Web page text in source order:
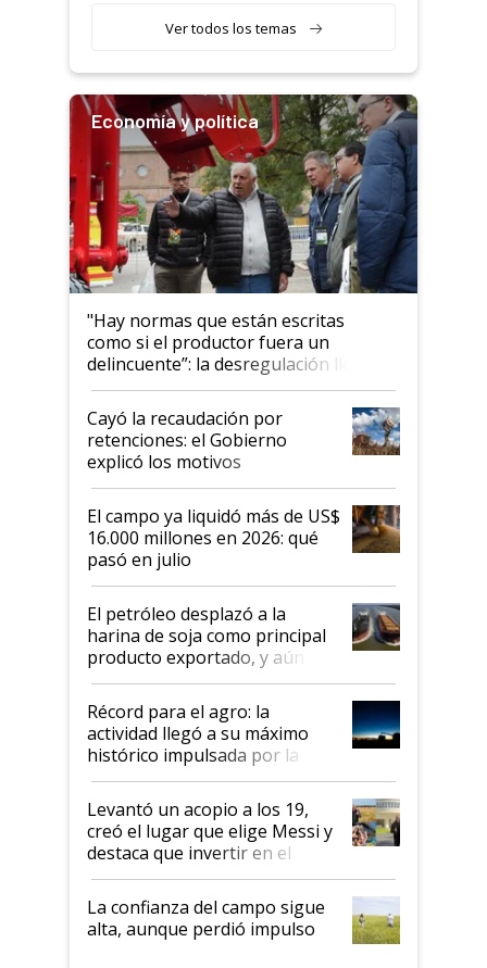
Ver todos los temas
Economía y política
"Hay normas que están escritas
como si el productor fuera un
delincuente”: la desregulación llegó
al Congreso Aapresid y hasta se
habló del financiamiento al IPCVA
Cayó la recaudación por
retenciones: el Gobierno
explicó los motivos
El campo ya liquidó más de US$
16.000 millones en 2026: qué
pasó en julio
El petróleo desplazó a la
harina de soja como principal
producto exportado, y aún así
el agro aportó casi seis de cada
diez dólares y sostuvo el
liderazgo en un semestre
récord
Récord para el agro: la
actividad llegó a su máximo
histórico impulsada por la
cosecha y las exportaciones
Levantó un acopio a los 19,
creó el lugar que elige Messi y
destaca que invertir en el
kirchnerismo era como "darle
plata a un hijo para droga":
Juan Félix Rossetti, el libertario
que de una dura crisis salió
La confianza del campo sigue
alta, aunque perdió impulso